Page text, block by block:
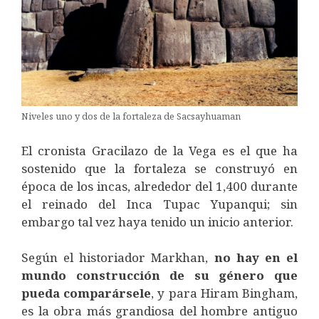
Niveles uno y dos de la fortaleza de Sacsayhuaman
El cronista Gracilazo de la Vega es el que ha
sostenido que la fortaleza se construyó en
época de los incas, alrededor del 1,400 durante
el reinado del Inca Tupac Yupanqui; sin
embargo tal vez haya tenido un inicio anterior.
Según el historiador Markhan, no hay en el
mundo construcción de su género que
pueda comparársele, y para Hiram Bingham,
es la obra más grandiosa del hombre antiguo